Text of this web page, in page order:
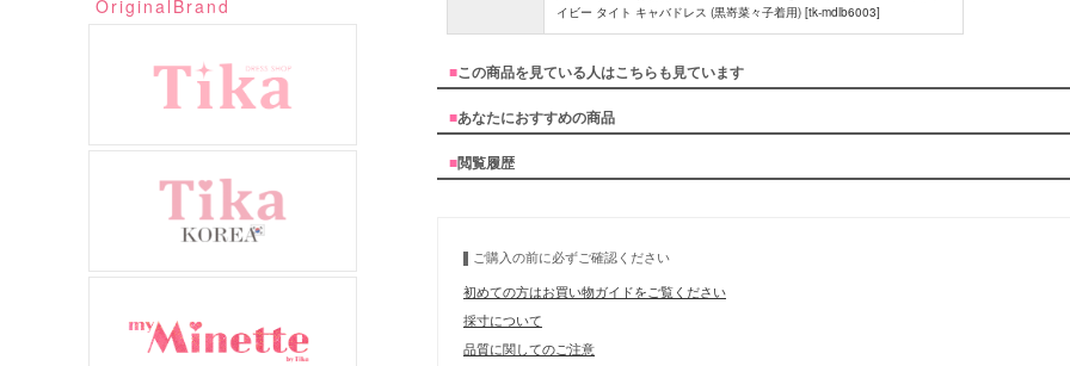
OriginalBrand
イビー タイト キャバドレス (黒嵜菜々子着用) [tk-mdlb6003]
■この商品を見ている人はこちらも見ています
■あなたにおすすめの商品
■閲覧履歴
ご購入の前に必ずご確認ください
初めての方はお買い物ガイドをご覧ください
採寸について
品質に関してのご注意